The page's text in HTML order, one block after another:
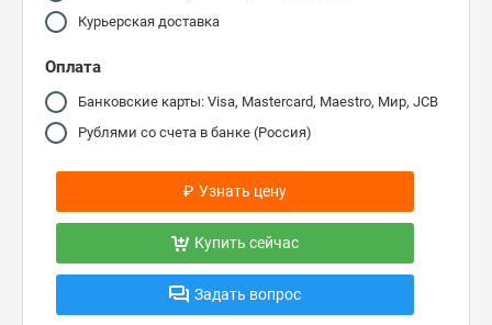
Курьерская доставка
Оплата
Банковские карты: Visa, Mastercard, Maestro, Мир, JCB
Рублями со счета в банке (Россия)
₽ Узнать цену
Купить сейчас
Задать вопрос